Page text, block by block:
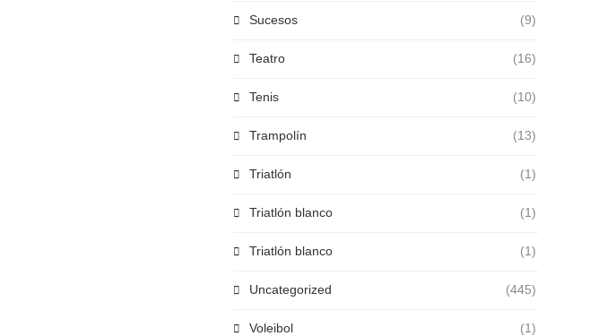
Sucesos (9)
Teatro (16)
Tenis (10)
Trampolín (13)
Triatlón (1)
Triatlón blanco (1)
Triatlón blanco (1)
Uncategorized (445)
Voleibol (1)